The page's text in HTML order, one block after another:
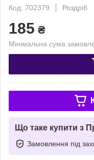
Код: 702379
Роздріб
185 ₴
Мінімальна сума
Що таке купити з
Замовлення під